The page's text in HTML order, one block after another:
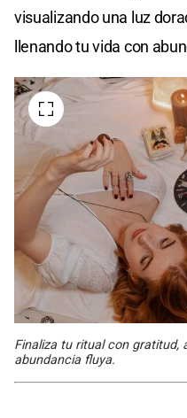
visualizando una luz
llenando tu vida con
Finaliza tu ritual con gratitud,
abundancia fluya.